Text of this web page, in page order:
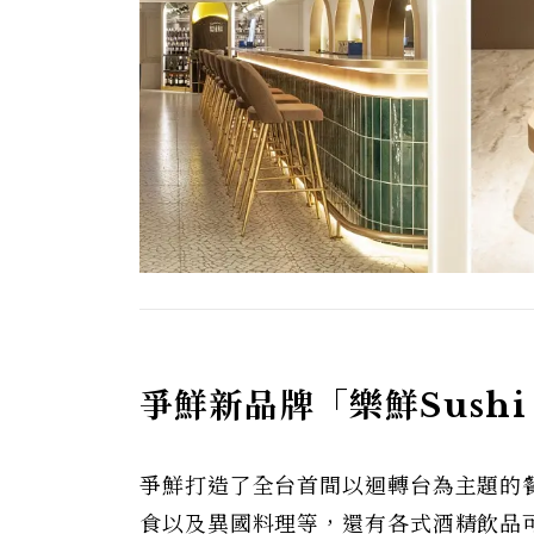
爭鮮新品牌「樂鮮
爭鮮打造了全台首間以迴轉台為主題
食以及異國料理等，還有各式酒精飲